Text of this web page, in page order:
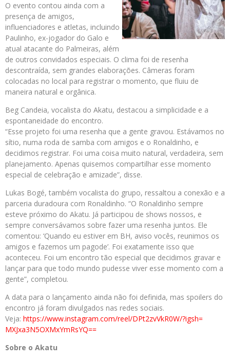
O evento contou ainda com a
presença de amigos,
influenciadores e atletas, incluindo
Paulinho, ex-jogador do Galo e
atual atacante do Palmeiras, além
de outros convidados especiais. O clima foi de resenha
descontraída, sem grandes elaborações. Câmeras foram
colocadas no local para registrar o momento, que fluiu de
maneira natural e orgânica.
Beg Candeia, vocalista do Akatu, destacou a simplicidade e a
espontaneidade do encontro.
“Esse projeto foi uma resenha que a gente gravou. Estávamos no
sítio, numa roda de samba com amigos e o Ronaldinho, e
decidimos registrar. Foi uma coisa muito natural, verdadeira, sem
planejamento. Apenas quisemos compartilhar esse momento
especial de celebração e amizade”, disse.
Lukas Bogé, também vocalista do grupo, ressaltou a conexão e a
parceria duradoura com Ronaldinho. “O Ronaldinho sempre
esteve próximo do Akatu. Já participou de shows nossos, e
sempre conversávamos sobre fazer uma resenha juntos. Ele
comentou: ‘Quando eu estiver em BH, aviso vocês, reunimos os
amigos e fazemos um pagode’. Foi exatamente isso que
aconteceu. Foi um encontro tão especial que decidimos gravar e
lançar para que todo mundo pudesse viver esse momento com a
gente”, completou.
A data para o lançamento ainda não foi definida, mas spoilers do
encontro já foram divulgados nas redes sociais.
Veja: https://www.instagram.com/reel/DPt2zvVkR0W/?igsh=
MXJxa3N5OXMxYmRsYQ==
Sobre o Akatu